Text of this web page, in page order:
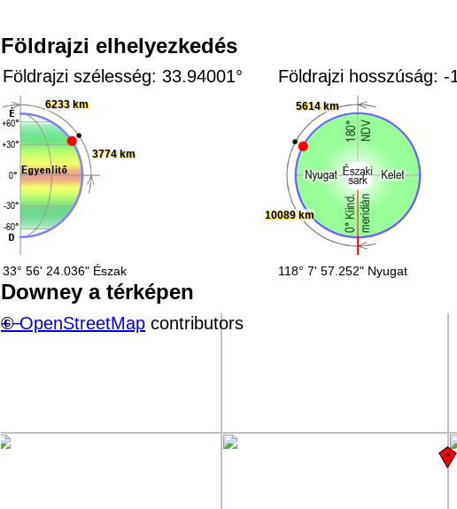
Földrajzi elhelyezkedés
Földrajzi szélesség: 33.94001°
6233 km
3774 km
33° 56' 24.036" Észak
Földrajzi hosszúság: -
10089 km
5614 km
118° 7' 57.252" Nyugat
Downey a térképen
+−
©OpenStreetMap contributors